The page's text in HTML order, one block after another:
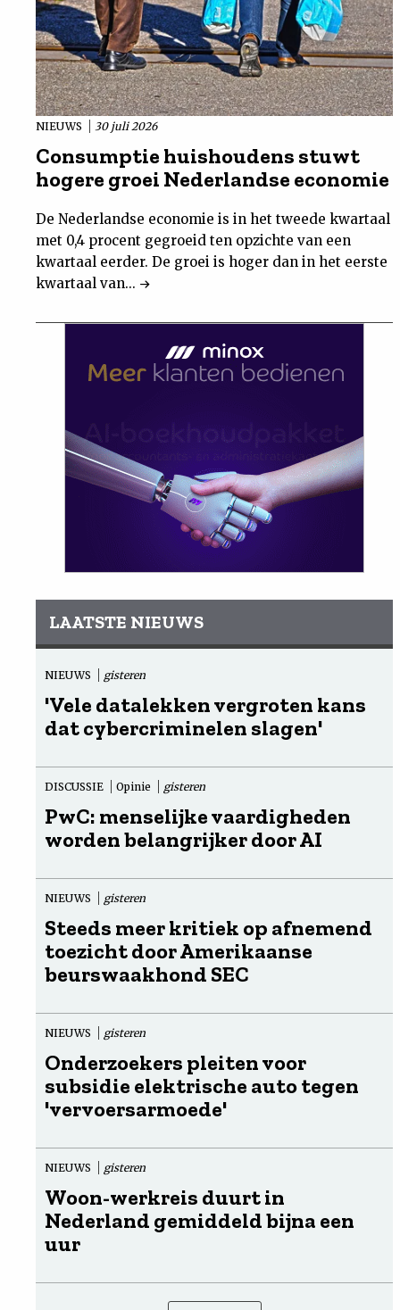
NIEUWS 30 juli 2026
Consumptie huishoudens stuwt
hogere groei Nederlandse economie
De Nederlandse economie is in het tweede kwartaal
met 0,4 procent gegroeid ten opzichte van een
kwartaal eerder. De groei is hoger dan in het eerste
kwartaal van...
LAATSTE NIEUWS
NIEUWS gisteren
'Vele datalekken vergroten kans
dat cybercriminelen slagen'
DISCUSSIE Opinie gisteren
PwC: menselijke vaardigheden
worden belangrijker door AI
NIEUWS gisteren
Steeds meer kritiek op afnemend
toezicht door Amerikaanse
beurswaakhond SEC
NIEUWS gisteren
Onderzoekers pleiten voor
subsidie elektrische auto tegen
'vervoersarmoede'
NIEUWS gisteren
Woon-werkreis duurt in
Nederland gemiddeld bijna een
uur